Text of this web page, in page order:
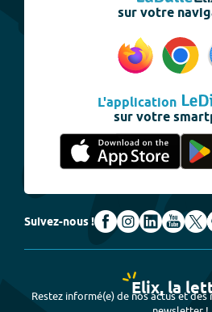
sur votre
L'application
sur votre
Suivez-nous !
Elix, la
Restez informé(e) de nos actus et